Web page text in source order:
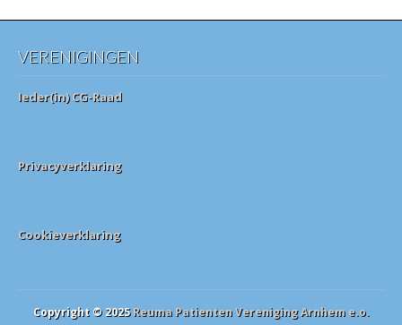
VERENIGINGEN
Ieder(in) CG-Raad
Privacyverklaring
Cookieverklaring
Copyright © 2025Reuma Patienten Vereniging Arnhem e.o.